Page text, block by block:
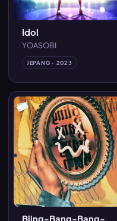
Idol
YOASOBI
JEPANG · 2023
Bling-Bang-Bang-